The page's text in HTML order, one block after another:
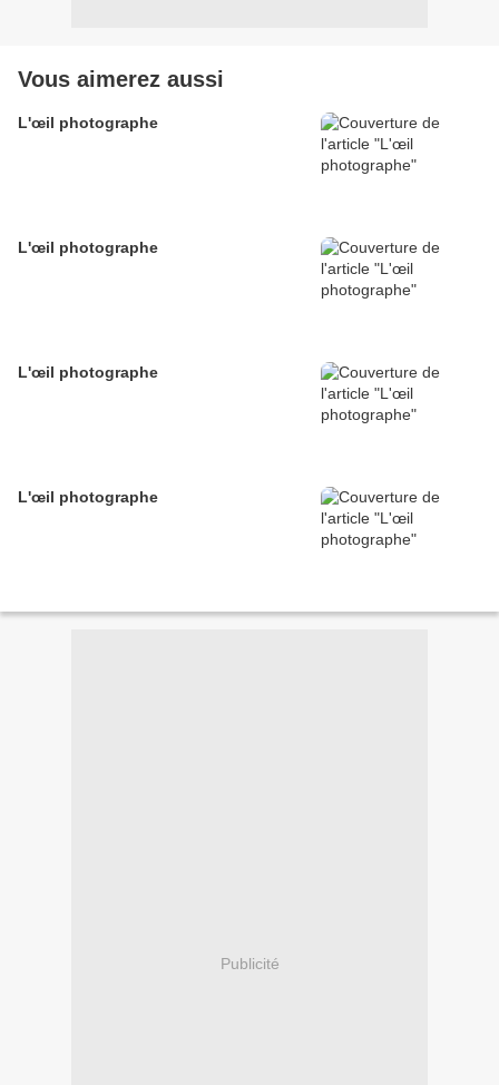
Vous aimerez aussi
L'œil photographe
L'œil photographe
L'œil photographe
L'œil photographe
Publicité